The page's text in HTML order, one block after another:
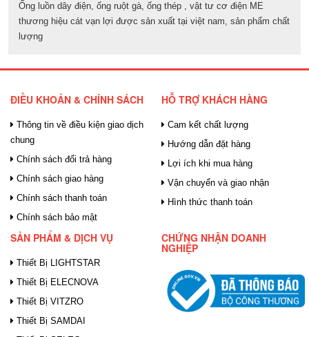
Ống luồn dây điện, ống ruột gà, ống thép , vật tư cơ điện ME
thương hiệu cát vạn lợi được sản xuất tại việt nam, sản phẩm chất
lượng
ĐIỀU KHOẢN & CHÍNH SÁCH
Thông tin về điều kiện giao dịch
chung
Chính sách đổi trả hàng
Chính sách giao hàng
Chính sách thanh toán
Chính sách bảo mật
HỖ TRỢ KHÁCH HÀNG
Cam kết chất lượng
Hướng dẫn đặt hàng
Lợi ích khi mua hàng
Vận chuyển và giao nhận
Hình thức thanh toán
SẢN PHẨM & DỊCH VỤ
Thiết Bị LIGHTSTAR
Thiết Bị ELECNOVA
Thiết Bị VITZRO
Thiết Bị SAMDAI
CHỨNG NHẬN DOANH
NGHIỆP